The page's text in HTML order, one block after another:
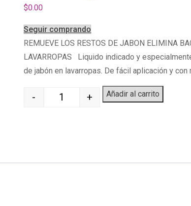
$0.00
Seguir comprando
REMUEVE LOS RESTOS DE JABON ELIMINA
LAVARROPAS Liquido indicado y
de jabón en lavarropas. De fácil aplicación y
Quantity
- + Añadir al carrito